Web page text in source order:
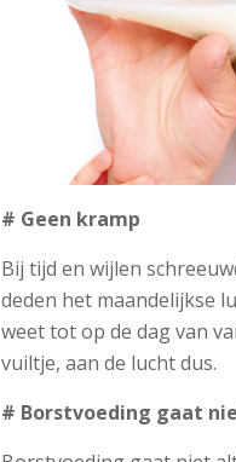
# Geen kramp
Bij tijd en wijlen
deden het maandelijkse
weet tot op de dag van
vuiltje, aan de lucht dus.
# Borstvoeding gaat